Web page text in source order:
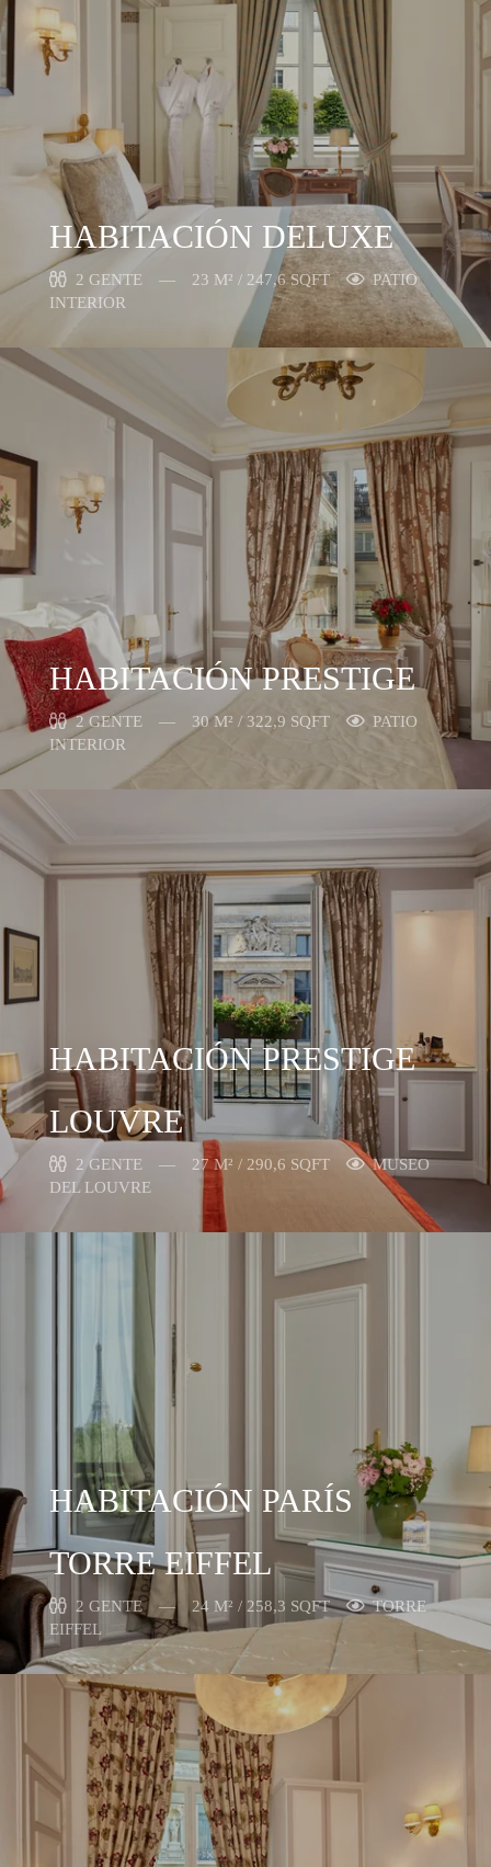
HABITACIÓN DELUXE
2 GENTE 23 M² / 247,6 SQFT
PATIO
INTERIOR
HABITACIÓN PRESTIGE
2 GENTE 30 M² / 322,9 SQFT
PATIO
INTERIOR
HABITACIÓN PRESTIGE
LOUVRE
2 GENTE 27 M² / 290,6 SQFT
MUSEO
DEL LOUVRE
HABITACIÓN PARÍS
TORRE EIFFEL
2 GENTE 24 M² / 258,3 SQFT
TORRE
EIFFEL